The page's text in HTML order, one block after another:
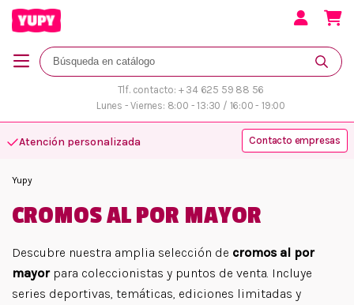
Tlf. contacto: + 34 625 59 88 56
Lunes - Viernes: 8:00 - 13:30 / 16:00 - 19:00
Atención personalizada Contacto empresas
Yupy
CROMOS AL POR MAYOR
Descubre nuestra amplia selección de cromos al por
mayorpara coleccionistas y puntos de venta. Incluye
series deportivas, temáticas, ediciones limitadas y